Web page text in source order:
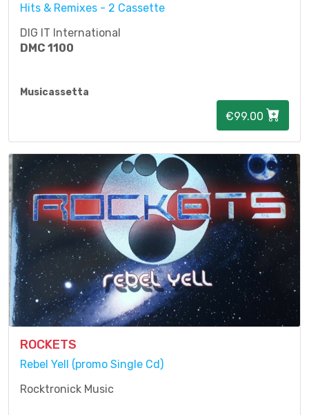
Hits & Remixes - 2 Cassette
DIG IT International
DMC 1100
Musicassetta
€99.00
ROCKETS
Rebel Yell (promo Single Cd)
Rocktronick Music